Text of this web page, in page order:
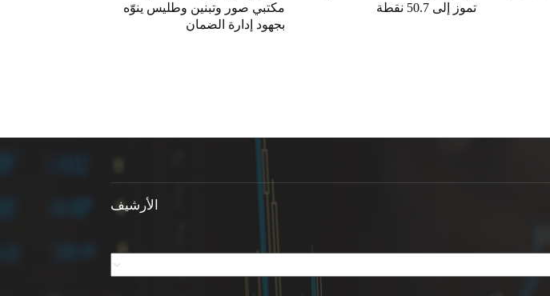
مكتبي صور وتبنين وطليس ينوّه
بجهود إدارة الضمان
تموز إلى 50.7 نقطة
الأرشيف